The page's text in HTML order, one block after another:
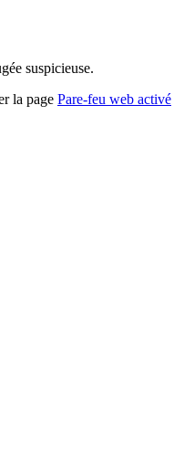
suspicieuse.
la page Pare-feu web activé